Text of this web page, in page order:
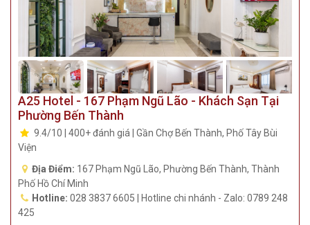
A25 Hotel - 167 Phạm Ngũ Lão - Khách Sạn Tại
Phường Bến Thành
9.4/10 | 400+ đánh giá | Gần Chợ Bến Thành, Phố Tây Bùi
Viện
Địa Điểm: 167 Phạm Ngũ Lão, Phường Bến Thành, Thành
Phố Hồ Chí Minh
Hotline: 028 3837 6605 | Hotline chi nhánh - Zalo: 0789 248
425